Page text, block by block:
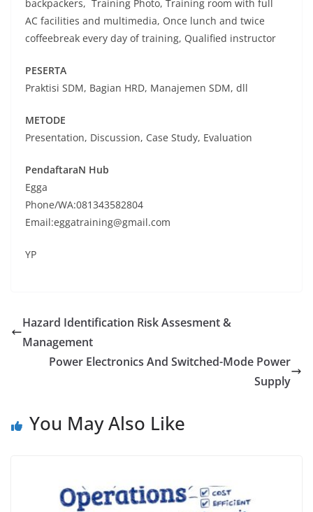
backpackers, Training Photo, Training room with full
AC facilities and multimedia, Once lunch and twice
coffeebreak every day of training, Qualified instructor
PESERTA
Praktisi SDM, Bagian HRD, Manajemen SDM, dll
METODE
Presentation, Discussion, Case Study, Evaluation
PendaftaraN Hub
Egga
Phone/WA:081343582804
Email:eggatraining@gmail.com
YP
Hazard Identification Risk Assesment &
Management
Power Electronics And Switched-Mode Power
Supply
You May Also Like